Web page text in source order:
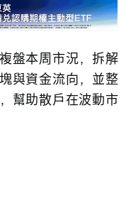
播
放
盤本周市況，拆解
與資金流向，並整
幫助散戶在波動市